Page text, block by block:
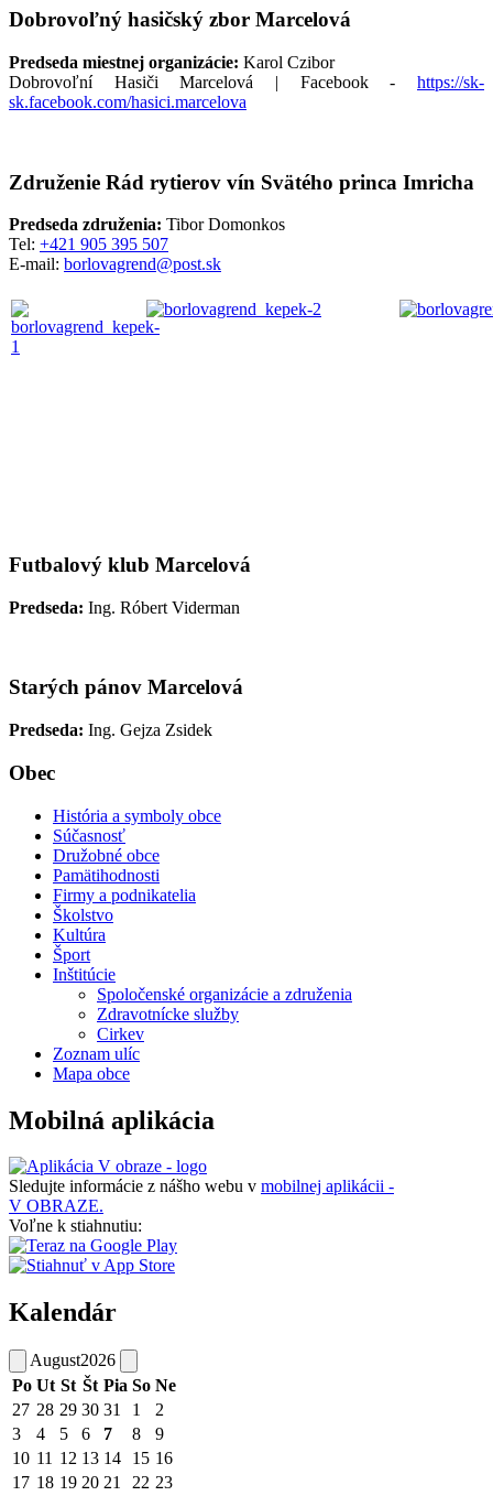
Dobrovoľný hasičský zbor Marcelová
Predseda miestnej organizácie: Karol Czibor
Dobrovoľní Hasiči Marcelová | Facebook - https://sk-
sk.facebook.com/hasici.marcelova
Združenie Rád rytierov vín Svätého princa Imricha
Predseda združenia: Tibor Domonkos
Tel: +421 905 395 507
E-mail: borlovagrend@post.sk
Futbalový klub Marcelová
Predseda: Ing. Róbert Viderman
Starých pánov Marcelová
Predseda: Ing. Gejza Zsidek
Obec
História a symboly obce
Súčasnosť
Družobné obce
Pamätihodnosti
Firmy a podnikatelia
Školstvo
Kultúra
Šport
Inštitúcie
Spoločenské organizácie a združenia
Zdravotnícke služby
Cirkev
Zoznam ulíc
Mapa obce
Mobilná aplikácia
Sledujte informácie z nášho webu v mobilnej aplikácii -
V OBRAZE.
Voľne k stiahnutiu:
Kalendár
August2026
Po Ut St Št Pia So Ne
27 28 29 30 31 1
2
3
4 5 6 7 8
9
10 11 12 13 14 15 16
17 18 19 20 21 22 23